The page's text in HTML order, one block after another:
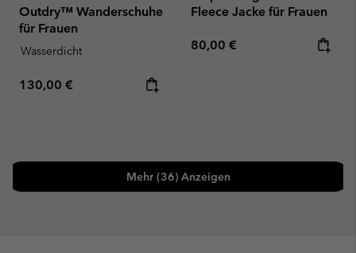
Outdry™ Wanderschuhe
für Frauen
Wasserdicht
Regular price:
130,00 €
Fleece Jacke für Frauen
Regular price:
80,00 €
Mehr (36) Anzeigen